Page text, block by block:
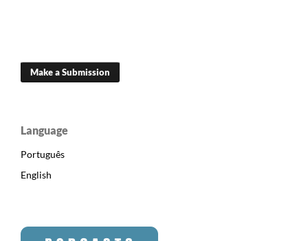
Make a Submission
Language
Português
English